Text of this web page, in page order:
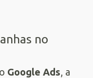
no
Google Ads, a